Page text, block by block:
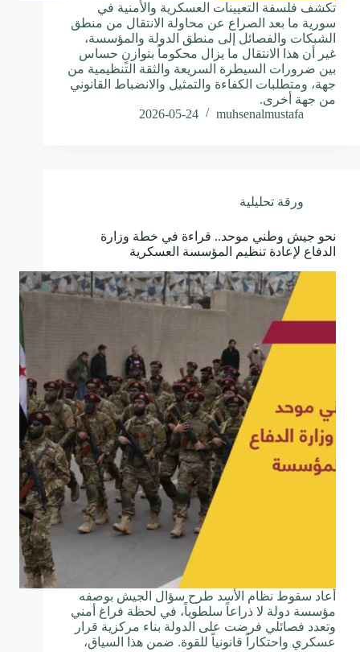
تكشف فلسفة التعيينات العسكرية والأمنية في
سورية ما بعد الصراع عن محاولة الانتقال من منطق
الشبكات والفصائل إلى منطق الدولة والمؤسسة،
غير أن هذا الانتقال ما يزال محكوماً بتوازنٍ حساس
بين ضرورات السيطرة السريعة والثقة التنظيمية من
جهة، ومتطلبات الكفاءة والتمثيل والانضباط القانوني
من جهة أخرى.
muhsenalmustafa
2026-05-24
ورقة تحليلية
نحو جيش وطني موحد.. قراءة في خطة وزارة
الدفاع لإعادة تنظيم المؤسسة العسكرية
أعاد سقوط نظام الأسد طرح سؤال الجيش بوصفه
مؤسسة دولة لا ذراعاً سلطوياً، في لحظة فراغ أمني
وتعدد فصائلي فرضت على الدولة بناء مركزية قرار
عسكري واحتكاراً قانونياً للقوة. ضمن هذا السياق،